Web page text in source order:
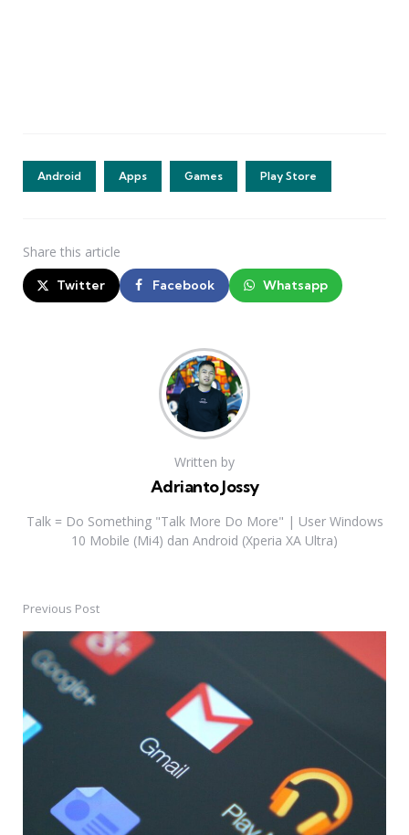
Android Apps Games Play Store
Share this article
Twitter Facebook Whatsapp
Written by
Adrianto Jossy
Talk = Do Something "Talk More Do More" | User Windows
10 Mobile (Mi4) dan Android (Xperia XA Ultra)
Post
navigation
Previous Post